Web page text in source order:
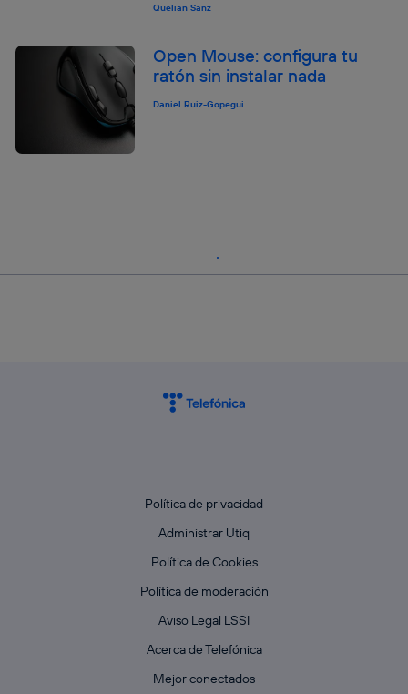
Quelian Sanz
Open Mouse: configura tu
ratón sin instalar nada
Daniel Ruiz-Gopegui
Política de privacidad
Administrar Utiq
Política de Cookies
Política de moderación
Aviso Legal LSSI
Acerca de Telefónica
Mejor conectados